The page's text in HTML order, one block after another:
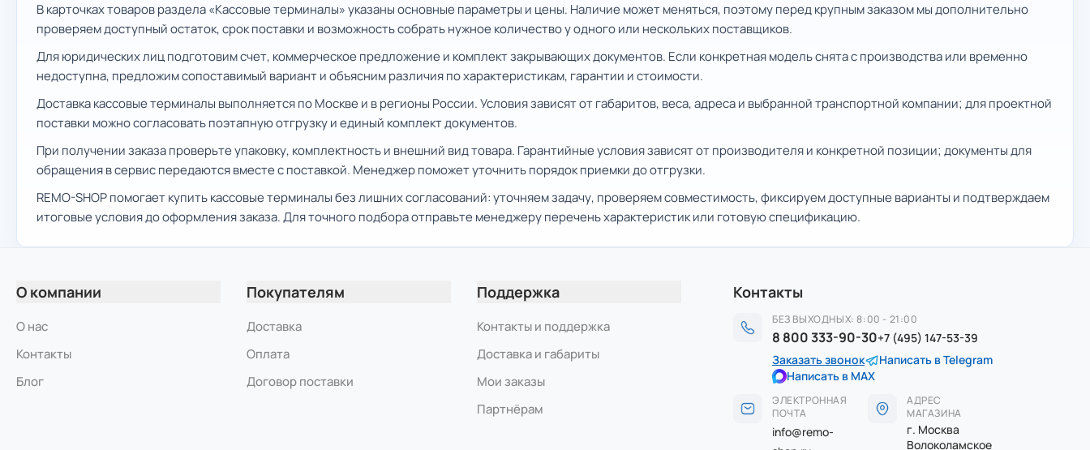
В карточках товаров раздела «Кассовые терминалы» указаны основные параметры и цены. Наличие может меняться, поэтому перед крупным заказом мы дополнительно
проверяем доступный остаток, срок поставки и возможность собрать нужное количество у одного или нескольких поставщиков.
Для юридических лиц подготовим счет, коммерческое предложение и комплект закрывающих документов. Если конкретная модель снята с производства или временно
недоступна, предложим сопоставимый вариант и объясним различия по характеристикам, гарантии и стоимости.
Доставка кассовые терминалы выполняется по Москве и в регионы России. Условия зависят от габаритов, веса, адреса и выбранной транспортной компании; для проектной
поставки можно согласовать поэтапную отгрузку и единый комплект документов.
При получении заказа проверьте упаковку, комплектность и внешний вид товара. Гарантийные условия зависят от производителя и конкретной позиции; документы для
обращения в сервис передаются вместе с поставкой. Менеджер поможет уточнить порядок приемки до отгрузки.
REMO-SHOP помогает купить кассовые терминалы без лишних согласований: уточняем задачу, проверяем совместимость, фиксируем доступные варианты и подтверждаем
итоговые условия до оформления заказа. Для точного подбора отправьте менеджеру перечень характеристик или готовую спецификацию.
О компании
О нас
Контакты
Блог
Покупателям
Доставка
Оплата
Договор поставки
Поддержка
Контакты и поддержка
Доставка и габариты
Мои заказы
Партнёрам
Контакты
БЕЗ ВЫХОДНЫХ: 8:00 - 21:00
8 800 333-90-30+7 (495) 147-53-39
Заказать звонок
Написать в Telegram
Написать в MAX
ЭЛЕКТРОННАЯ
ПОЧТА
info@remo-
АДРЕС
МАГАЗИНА
г. Москва
Волоколамское